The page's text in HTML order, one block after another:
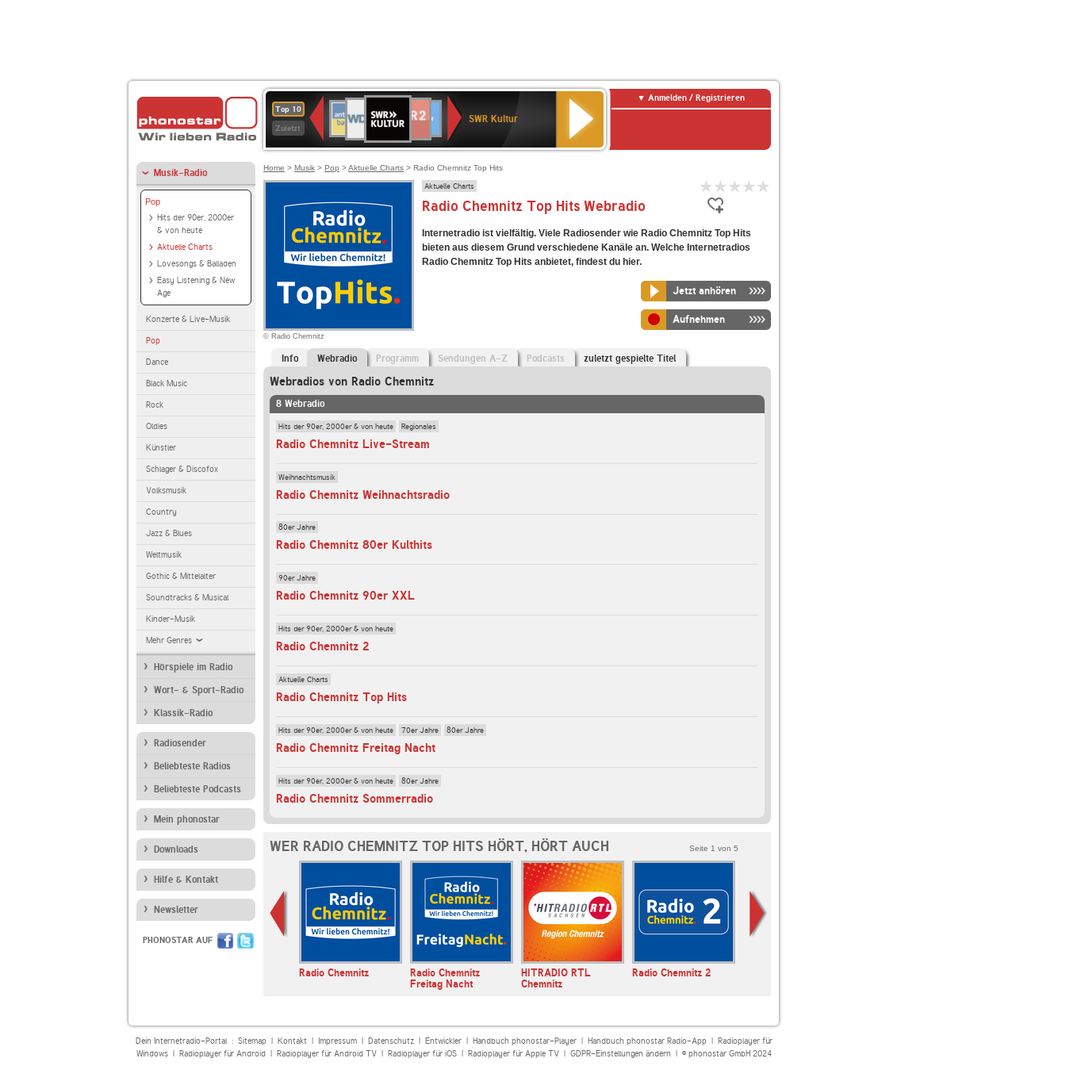
Top 10
Zuletzt
Deutschlandfunk
80er
90er
OLDIE
ANTENNE
SWR3
WDR
4
BR-
KLASSIK
Deutschlandfunk
Kultur
ANTENNE
BAYERN
2
Kultur2
SWR Kultur
Anmelden / Registrieren
Musik-Radio
Pop
Hits der 90er, 2000er
& von heute
Aktuelle Charts
Lovesongs & Balladen
Easy Listening & New
Age
Konzerte & Live-Musik
Pop
Dance
Black Music
Rock
Oldies
Künstler
Schlager & Discofox
Volksmusik
Country
Jazz & Blues
Weltmusik
Gothic & Mittelalter
Soundtracks & Musical
Kinder-Musik
Mehr Genres
Hörspiele im Radio
Wort- & Sport-Radio
Klassik-Radio
Radiosender
Beliebteste Radios
Beliebteste Podcasts
Mein phonostar
Downloads
Hilfe & Kontakt
Newsletter
PHONOSTAR AUF
Home > Musik > Pop >Aktuelle Charts > Radio Chemnitz Top Hits
© Radio Chemnitz
Aktuelle Charts
Radio Chemnitz Top Hits Webradio
Internetradio ist vielfältig. Viele Radiosender wie Radio Chemnitz Top Hits
bieten aus diesem Grund verschiedene Kanäle an. Welche Internetradios
Radio Chemnitz Top Hits anbietet, findest du hier.
Jetzt anhören
Aufnehmen
Info Webradio Programm Sendungen A-Z Podcasts zuletzt gespielte Titel
Webradios von Radio Chemnitz
8 Webradio
Hits der 90er, 2000er & von heute Regionales
Radio Chemnitz Live-Stream
Weihnachtsmusik
Radio Chemnitz Weihnachtsradio
80er Jahre
Radio Chemnitz 80er Kulthits
90er Jahre
Radio Chemnitz 90er XXL
Hits der 90er, 2000er & von heute
Radio Chemnitz 2
Aktuelle Charts
Radio Chemnitz Top Hits
Hits der 90er, 2000er & von heute 70er Jahre 80er Jahre
Radio Chemnitz Freitag Nacht
Hits der 90er, 2000er & von heute 80er Jahre
Radio Chemnitz Sommerradio
WER RADIO CHEMNITZ TOP HITS HÖRT, HÖRT AUCH Seite 1 von 5
Radio Chemnitz
Radio Chemnitz
Freitag Nacht
HITRADIO RTL
Chemnitz
Radio Chemnitz 2
Dein Internetradio-Portal : Sitemap| Kontakt| Impressum| Datenschutz| Entwickler| Handbuch phonostar-Player| Handbuch phonostar Radio-App| Radioplayer für
Windows| Radioplayer für Android| Radioplayer für Android TV| Radioplayer für iOS| Radioplayer für Apple TV| GDPR-Einstellungen ändern | © phonostar GmbH 2024